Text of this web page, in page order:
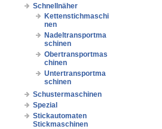
Schnellnäher
Kettenstichmaschi
nen
Nadeltransportma
schinen
Obertransportmas
chinen
Untertransportma
schinen
Schustermaschinen
Spezial
Stickautomaten
Stickmaschinen